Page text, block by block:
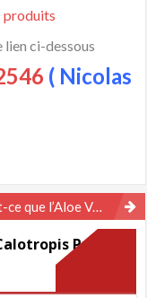
produits
lien ci-dessous
( Nicolas
? Tout Connaître Sur Ces Bienfaits Miraculeux
Procera